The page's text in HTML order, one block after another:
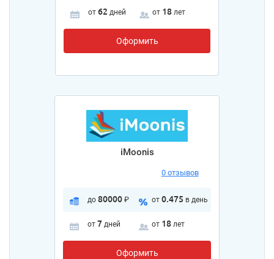
от 62 дней от 18 лет
Оформить
iMoonis
0 отзывов
до 80000 ₽ от 0.475 в день
от 7 дней от 18 лет
Оформить